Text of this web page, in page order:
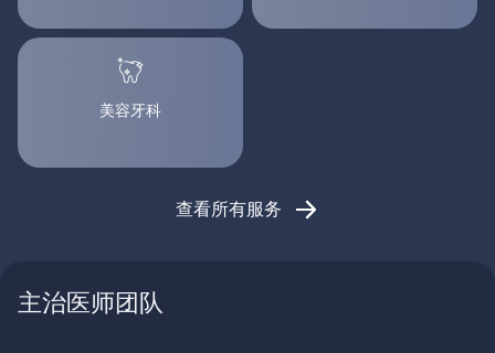
美容牙科
查看所有服务
主治医师团队